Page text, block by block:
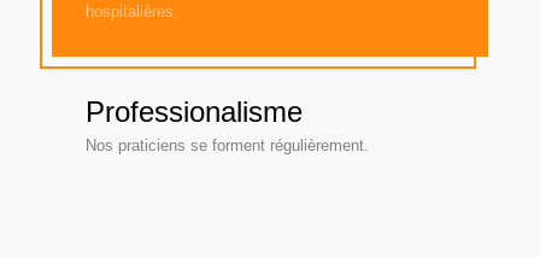
hospitalières.
Professionalisme
Nos praticiens se forment régulièrement.